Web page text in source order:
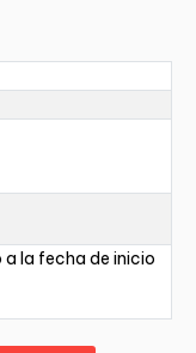
a la fecha de inicio